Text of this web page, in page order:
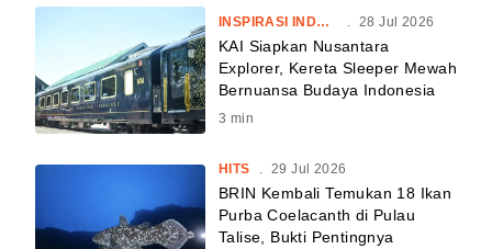
INSPIRASI INDONESIA . 28 Jul 2026
KAI Siapkan Nusantara
Explorer, Kereta Sleeper Mewah
Bernuansa Budaya Indonesia
3 min
HITS . 29 Jul 2026
BRIN Kembali Temukan 18 Ikan
Purba Coelacanth di Pulau
Talise, Bukti Pentingnya